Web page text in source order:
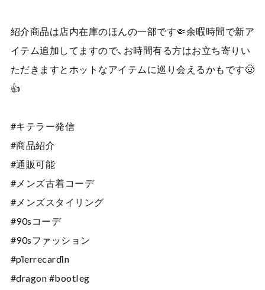
紹介商品は店内在庫のほんの一部です🤏余暇時間で新ア
イテム追加してますので、お時間有る方はお立ち寄りい
ただきますとホットなアイテムに巡り会えるかもです🤠
👍
#キテラー発信
#商品紹介
#通販可能
#メンズ古着コーデ
#メンズスタイリング
#90sコーデ
#90sファッション
#pi̇errecardi̇n
#dragon #bootleg